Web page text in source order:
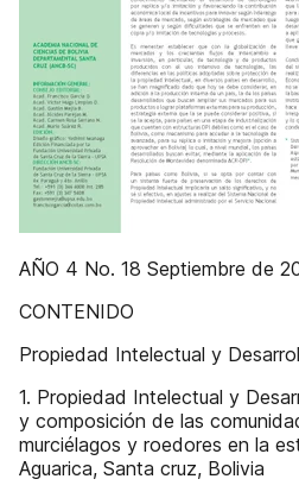
AÑO 4 No. 18 Septiembre de
CONTENIDO
Propiedad Intelectual y
1. Propiedad Intelectual y
y composición de las
murciélagos y roedores en la
Aguarica, Santa cruz, Bolivia